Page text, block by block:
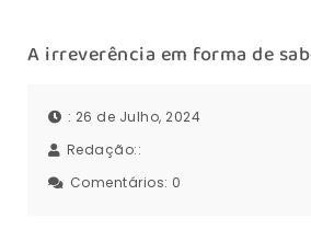
A irreverência em forma de
: 26 de Julho, 2024
Redação::
Comentários: 0